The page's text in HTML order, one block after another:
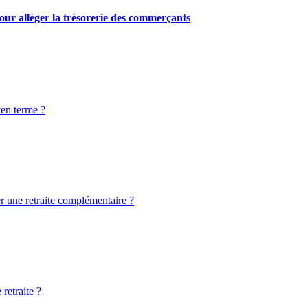
alléger la trésorerie des commerçants
terme ?
une retraite complémentaire ?
retraite ?